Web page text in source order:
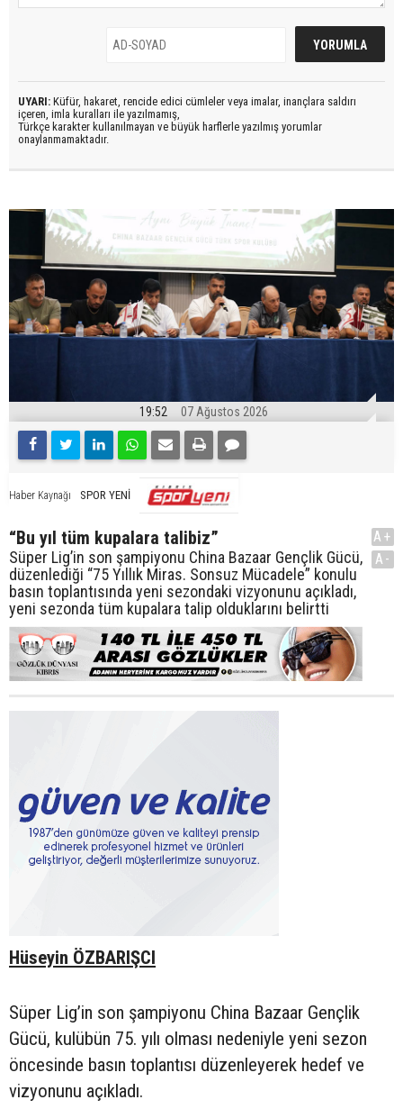
UYARI: Küfür, hakaret, rencide edici cümleler veya imalar, inançlara saldırı
içeren, imla kuralları ile yazılmamış,
Türkçe karakter kullanılmayan ve büyük harflerle yazılmış yorumlar
onaylanmamaktadır.
19:52 07 Ağustos 2026
Haber Kaynağı SPOR YENİ
“Bu yıl tüm kupalara talibiz”
Süper Lig’in son şampiyonu China Bazaar Gençlik Gücü,
düzenlediği “75 Yıllık Miras. Sonsuz Mücadele” konulu
basın toplantısında yeni sezondaki vizyonunu açıkladı,
yeni sezonda tüm kupalara talip olduklarını belirtti
A+
A-
Hüseyin ÖZBARIŞCI
Süper Lig’in son şampiyonu China Bazaar Gençlik
Gücü, kulübün 75. yılı olması nedeniyle yeni sezon
öncesinde basın toplantısı düzenleyerek hedef ve
vizyonunu açıkladı.